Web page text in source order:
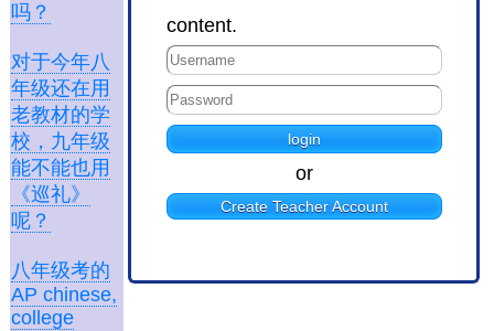
吗？
对于今年八
年级还在用
老教材的学
校，九年级
能不能也用
《巡礼》
呢？
八年级考的
AP chinese,
college
content.
or
Create Teacher Account